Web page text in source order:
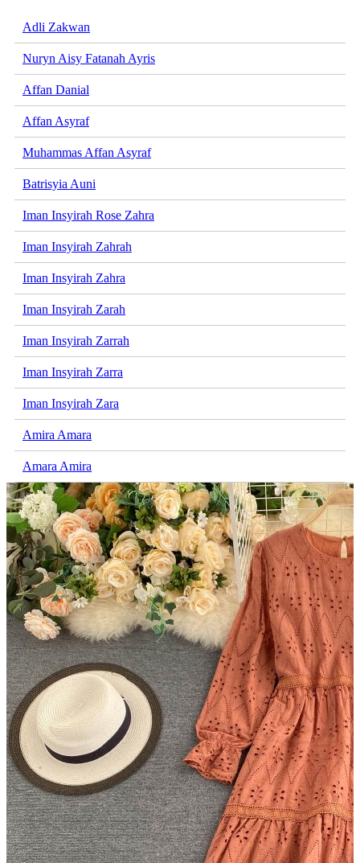
Adli Zakwan
Nuryn Aisy Fatanah Ayris
Affan Danial
Affan Asyraf
Muhammas Affan Asyraf
Batrisyia Auni
Iman Insyirah Rose Zahra
Iman Insyirah Zahrah
Iman Insyirah Zahra
Iman Insyirah Zarah
Iman Insyirah Zarrah
Iman Insyirah Zarra
Iman Insyirah Zara
Amira Amara
Amara Amira